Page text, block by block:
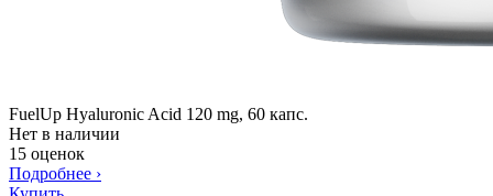
FuelUp Hyaluronic Acid 120 mg, 60 капс.
Нет в наличии
15 оценок
Подробнее ›